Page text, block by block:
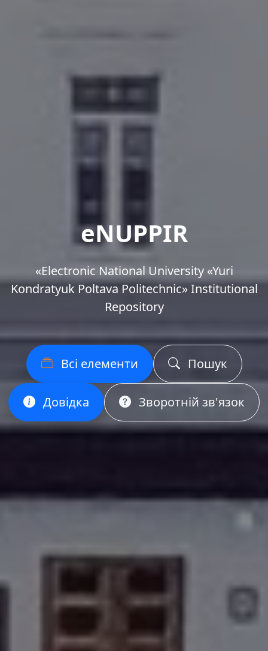
eNUPPIR
«Еlectronic National University «Yuri
Kondratyuk Poltava Politechnic» Institutional
Repository
Всі елементи Пошук
Довідка Зворотній зв'язок